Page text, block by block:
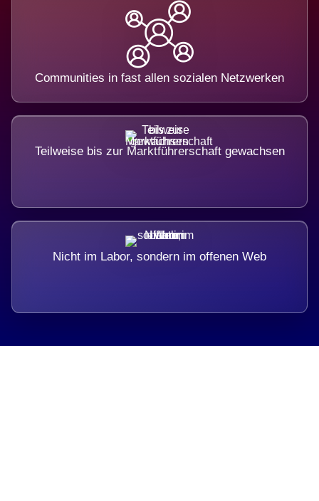
Communities in fast allen sozialen Netzwerken
Teilweise bis zur Marktführerschaft gewachsen
Nicht im Labor, sondern im offenen Web